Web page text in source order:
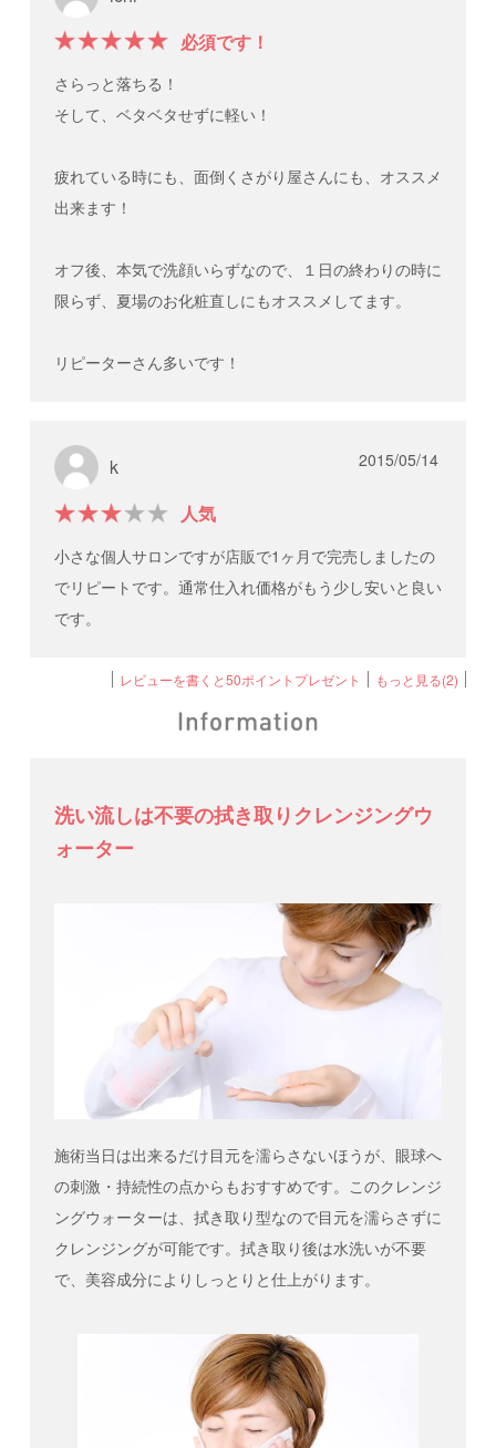
必須です！
さらっと落ちる！
そして、ベタベタせずに軽い！
疲れている時にも、面倒くさがり屋さんにも、オススメ
出来ます！
オフ後、本気で洗顔いらずなので、１日の終わりの時に
限らず、夏場のお化粧直しにもオススメしてます。
リピーターさん多いです！
k
人気
2015/05/14
小さな個人サロンですが店販で1ヶ月で完売しましたの
でリピートです。通常仕入れ価格がもう少し安いと良い
です。
レビューを書くと50ポイントプレゼント もっと見る(2)
洗い流しは不要の拭き取りクレンジングウ
ォーター
施術当日は出来るだけ目元を濡らさないほうが、眼球へ
の刺激・持続性の点からもおすすめです。このクレンジ
ングウォーターは、拭き取り型なので目元を濡らさずに
クレンジングが可能です。拭き取り後は水洗いが不要
で、美容成分によりしっとりと仕上がります。